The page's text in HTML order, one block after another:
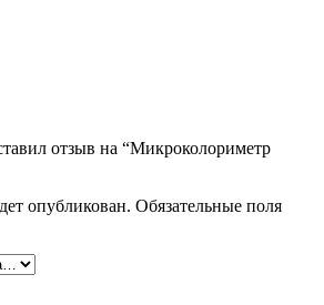
отзыв на “Микроколориметр
опубликован. Обязательные поля